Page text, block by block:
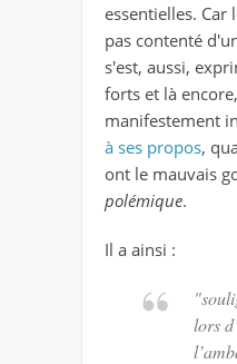
essentielles. Car
pas contenté
s'est, aussi,
forts et là
manifestement
à ses propos,
ont le mauvais
polémique.
Il a ainsi :
lors